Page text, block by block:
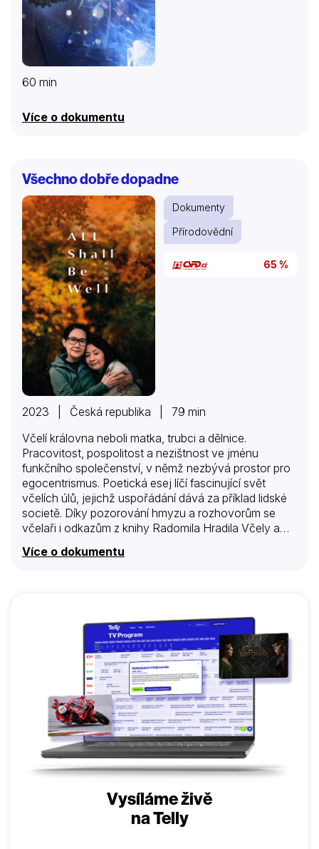
60 min
Více o dokumentu
Všechno dobře dopadne
Dokumenty
Přírodovědní
65 %
2023 | Česká republika | 79 min
Včelí královna neboli matka, trubci a dělnice.
Pracovitost, pospolitost a nezištnost ve jménu
funkčního společenství, v němž nezbývá prostor pro
egocentrismus. Poetická esej líčí fascinující svět
včelích úlů, jejichž uspořádání dává za příklad lidské
societě. Díky pozorování hmyzu a rozhovorům se
včelaři i odkazům z knihy Radomila Hradila Včely a
objektivně nejdůležitější stvoření na Zemi, se stala
už s lidstvem, či bez něj…
Více o dokumentu
Vysíláme živě
na Telly